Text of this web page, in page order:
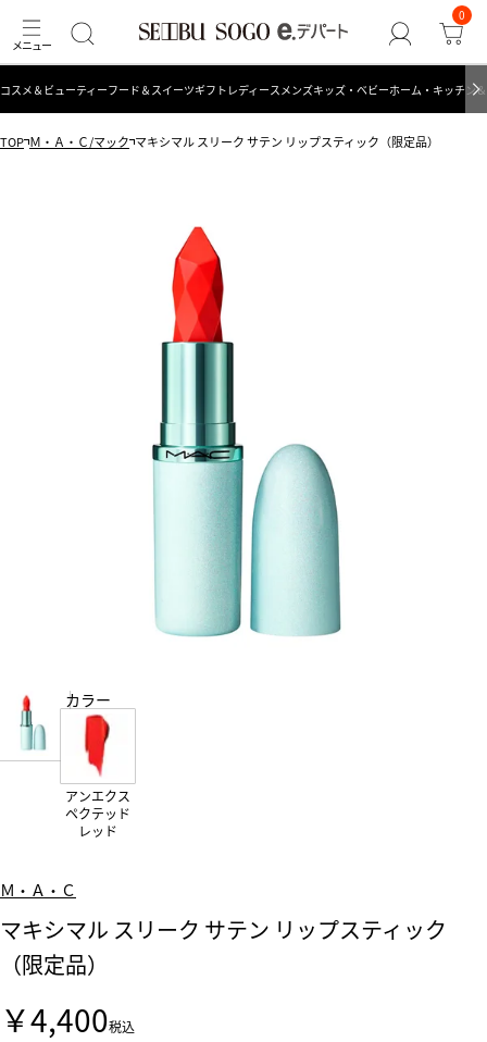
0
コスメ＆ビューティーフード＆スイーツギフト レディース メンズキッズ・ベビーホーム・キッチン
TOP Ｍ・Ａ・Ｃ/マック マキシマル スリーク サテン リップスティック（限定品）
カラー
アンエクス
ペクテッド
レッド
Ｍ・Ａ・Ｃ
マキシマル スリーク サテン リップスティック
（限定品）
￥4,400税込